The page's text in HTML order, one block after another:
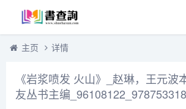
主页 详情
《岩浆喷发 火山》_赵琳，王元波
友丛书主编